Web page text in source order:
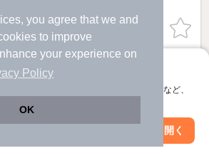
you agree that we and
to improve
your experience on
Policy
OK
えて、サクサクお部屋探し
すぐ使える。マップ検索やお気に入り保存など、
アプリを開く
お問い合わせ
ほか提供
絞り込み条件を変更